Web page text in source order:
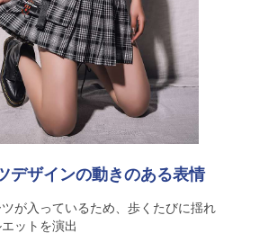
デザインの動きのある表情
が入っているため、歩くたびに揺れ
ットを演出